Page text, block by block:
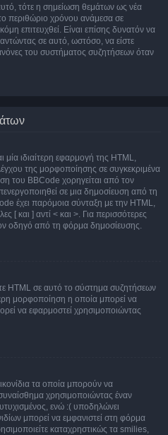
τότε η σημείωση θεμάτων ως νέα
περιθώριο χρόνου ανάμεσα σε
επιτευχθεί. Είναι επίσης δυνατόν να
σε αυτό, ωστόσο, να είστε
του συστήματος συζητήσεων όταν
ιδιαίτερη εφαρμογή της HTML,
της μορφοποίησης σε συγκεκριμένα
του BBCode χορηγείται από τον
σε μια δημοσίευση από τη
έχει παρόμοια σύνταξη με την HTML,
[ και ] αντί < και >. Για περισσότερες
οδηγό από τη φόρμα δημοσίευσης.
HTML σε αυτό το σύστημα συζητήσεων
μορφοποίηση η οποία μπορεί να
να εφαρμοστεί χρησιμοποιώντας
τα οποία μπορούν να
χρησιμοποιώντας έναν
ενώ :( υποδηλώνει
μπορεί να εμφανιστεί στη φόρμα
καταχρηστικώς τα smilies,